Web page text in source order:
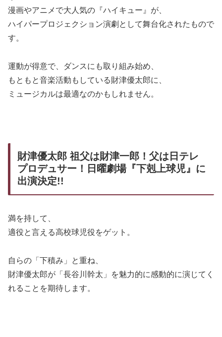
漫画やアニメで大人気の『ハイキュー』が、
ハイパープロジェクション演劇として舞台化されたもので
す。
運動が得意で、ダンスにも取り組み始め、
もともと音楽活動もしている財津優太郎に、
ミュージカルは最適なのかもしれません。
財津優太郎 祖父は財津一郎！父は日テレ
プロデュサー！日曜劇場『下剋上球児』に
出演決定!!
満を持して、
適役と言える高校球児役をゲット。
自らの「下積み」と重ね、
財津優太郎が「長谷川幹太」を魅力的に感動的に演じてく
れることを期待します。